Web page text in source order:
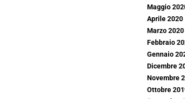
Maggio
Aprile 2020
Marzo 2020
Febbraio
Gennaio
Dicembre
Novembre
Ottobre